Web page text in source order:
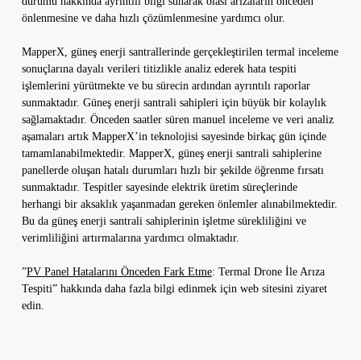
önlenmesine ve daha hızlı çözümlenmesine yardımcı olur.
MapperX, güneş enerji santrallerinde gerçekleştirilen termal inceleme
sonuçlarına dayalı verileri titizlikle analiz ederek hata tespiti
işlemlerini yürütmekte ve bu sürecin ardından ayrıntılı raporlar
sunmaktadır. Güneş enerji santrali sahipleri için büyük bir kolaylık
sağlamaktadır. Önceden saatler süren manuel inceleme ve veri analiz
aşamaları artık MapperX’in teknolojisi sayesinde birkaç gün içinde
tamamlanabilmektedir. MapperX, güneş enerji santrali sahiplerine
panellerde oluşan hatalı durumları hızlı bir şekilde öğrenme fırsatı
sunmaktadır. Tespitler sayesinde elektrik üretim süreçlerinde
herhangi bir aksaklık yaşanmadan gereken önlemler alınabilmektedir.
Bu da güneş enerji santrali sahiplerinin işletme sürekliliğini ve
verimliliğini artırmalarına yardımcı olmaktadır.
”PV Panel Hatalarını Önceden Fark Etme: Termal Drone İle Arıza
Tespiti” hakkında daha fazla bilgi edinmek için web sitesini ziyaret
edin.